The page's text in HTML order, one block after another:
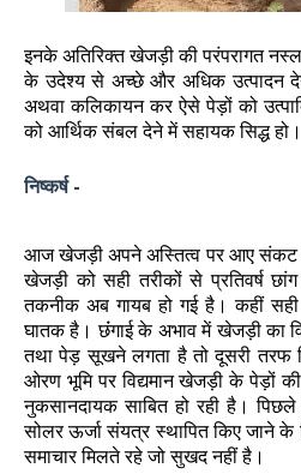
इनके अतिरिक्त खेजड़ी की परंपरागत
के उदेश्य से अच्छे और अधिक उत्पादन
अथवा कलिकायन कर ऐसे पेड़ों को
को आर्थिक संबल देने में सहायक सिद्ध हो।
निष्कर्ष -
आज खेजड़ी अपने अस्तित्व पर आए संकट
खेजड़ी को सही तरीकों से प्रतिवर्ष
तकनीक अब गायब हो गई है। कहीं सही
घातक है। छंंगाई के अभाव में खेजड़ी का
तथा पेड़ सूखने लगता है तो दूसरी तरफ
ओरण भूमि पर विद्यमान खेजड़ी के पेड़ों
नुकसानदायक साबित हो रही है। पिछले
सोलर ऊर्जा संयत्र स्थापित किए जाने
समाचार मिलते रहे जो सुखद नहीं है।